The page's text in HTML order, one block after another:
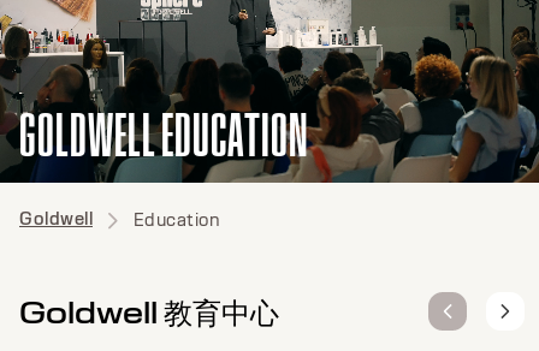
GOLDWELL EDUCATION
Goldwell Education
Goldwell 教育中心